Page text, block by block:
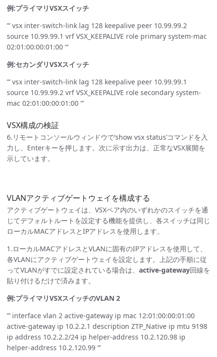
例:プライマリVSXスイッチ
”’ vsx inter-switch-link lag 128 keepalive peer 10.99.99.2
source 10.99.99.1 vrf VSX_KEEPALIVE role primary system-mac
02:01:00:00:01:00 “’
例:セカンダリVSXスイッチ
”’ vsx inter-switch-link lag 128 keepalive peer 10.99.99.1
source 10.99.99.2 vrf VSX_KEEPALIVE role secondary system-
mac 02:01:00:00:01:00 “’
VSX構成の検証
6.リモートコンソールウィンドウで’show vsx status’コマンドを入
力し、Enterキーを押します。次に示す出力は、正常なVSX展開を
示しています。
VLANアクティブゲートウェイを構成する
アクティブゲートウェイは、VSXペア内のいずれかのスイッチを通
じてデフォルトルートを設定する機能を提供し、各スイッチは同じ
ローカルMACアドレスとIPアドレスを使用します。
1.ローカルMACアドレスとVLANに固有のIPアドレスを使用して、
各VLANにアクティブゲートウェイを設定します。上記の手順に従
ってVLANがすでに設定されている場合は、 active-gateway回線を
貼り付けるだけで済みます。
例:プライマリVSXスイッチのVLAN 2
”’ interface vlan 2 active-gateway ip mac 12:01:00:00:01:00
active-gateway ip 10.2.2.1 description ZTP_Native ip mtu 9198
ip address 10.2.2.2/24 ip helper-address 10.2.120.98 ip
helper-address 10.2.120.99 “’